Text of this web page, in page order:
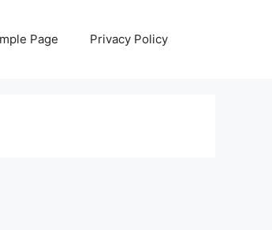
Page Privacy Policy